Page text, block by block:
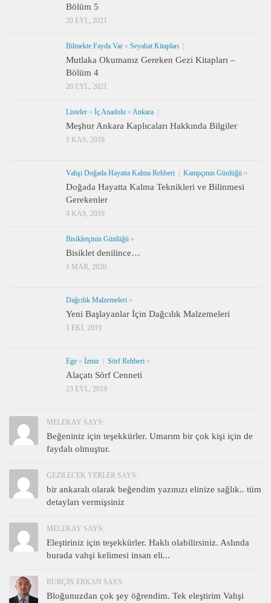
Bölüm 5
20 EYL, 2021
Bilmekte Fayda Var » Seyahat Kitapları
Mutlaka Okumanız Gereken Gezi Kitapları –
Bölüm 4
20 EYL, 2021
Listeler » İç Anadolu » Ankara
Meşhur Ankara Kaplıcaları Hakkında Bilgiler
1 KAS, 2019
Vahşi Doğada Hayatta Kalma Rehberi Kampçının Günlüğü »
Doğada Hayatta Kalma Teknikleri ve Bilinmesi
Gerekenler
4 KAS, 2019
Bisikletçinin Günlüğü »
Bisiklet denilince…
1 MAR, 2020
Dağcılık Malzemeleri »
Yeni Başlayanlar İçin Dağcılık Malzemeleri
1 EKI, 2019
Ege » İzmir Sörf Rehberi »
Alaçatı Sörf Cenneti
23 EYL, 2019
MELEKAY SAYS:
Beğeniniz için teşekkürler. Umarım bir çok kişi için de
faydalı olmuştur.
GEZILECEK YERLER SAYS:
bir ankaralı olarak beğendim yazınızı elinize sağlık.. tüm
detayları vermişsiniz
MELEKAY SAYS:
Eleştiriniz için teşekkürler. Haklı olabilirsiniz. Aslında
burada vahşi kelimesi insan eli...
BURÇIN ERKAN SAYS:
Bloğunuzdan çok şey öğrendim. Tek eleştirim Vahşi